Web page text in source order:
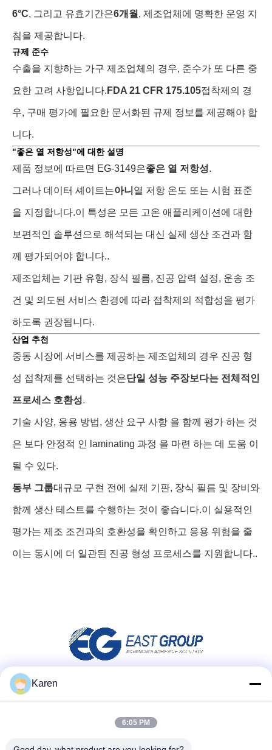
6°C, 그리고 유효기간은6개월 , 제조업체에 명확한 운영 지
침을 제공합니다.
규제 준수
수출을 지향하는 가구 제조업체의 경우, 준수가 또 다른 중
요한 고려 사항입니다. FDA 21 CFR 175.105접착제의 경
우, 구매 평가에 필요한 문서화된 규제 정보를 제공해야 합
니다.
"좋은 열 저항성"에 대한 설명
제품 정보에 따르면 EG-3149은좋은 열 저항성.
그러나 데이터 셰이트는아니 열 저항 온도 또는 시험 표준
을 지정합니다.이 특성은 모든 고온 애플리케이션에 대한
보편적인 솔루션으로 해석되는 대신 실제 생산 조건과 함
께 평가되어야 합니다..
제조업체는 기판 유형, 장식 필름, 진공 압력 설정, 운송 조
건 및 의도된 서비스 환경에 따라 접착제의 적합성을 평가
하도록 권장됩니다.
산업 추천
중동 시장에 서비스를 제공하는 제조업체의 경우 진공 형
성 접착제를 선택하는 것은단일 성능 주장보다는 전체적인
프로세스 호환성.
기술 사양, 응용 방법, 생산 요구 사항 을 함께 평가 하는 것
은 보다 안정적 인 laminating 과정 을 마련 하는 데 도움 이
될 수 있다.
동부 그룹대규모 구현 전에 실제 기판, 장식 필름 및 장비와
함께 생산 테스트를 수행하는 것이 좋습니다.이 실용적인
평가는 제조 조건과의 호환성을 확인하고 응용 위험을 줄
이는 동시에 더 일관된 진공 형성 프로세스를 지원합니다..
빠른 연락
Karen
6:05 PM